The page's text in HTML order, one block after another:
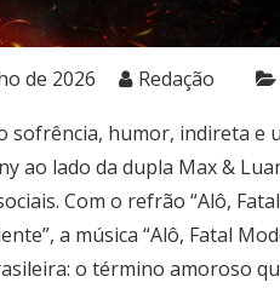
de 2026 Redação
sofrência, humor, indireta e
ao lado da dupla Max &
Com o refrão “Alô,
a música “Alô, Fatal
o término amoroso